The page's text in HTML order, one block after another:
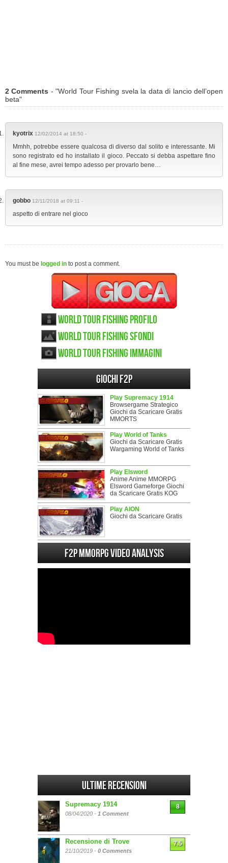
2 Comments - "World Tour Fishing svela la data di lancio dell’open
beta"
kyotrix 12/02/2014 at 18:50 -
Mmhh, potrebbe essere qualcosa di diverso dal solito e interessante. Mi
sono registrato ed ho installato il gioco. Peccato si debba aspettare fino
al fine mese, avrei tempo adesso per provarlo bene…
gobbo 12/11/2018 at 09:11 -
aspetto di entrare nel gioco
You must be logged in to post a comment.
World Tour Fishing Profilo
World Tour Fishing sfondi
World Tour Fishing immagini
Giochi F2P
Play Supremacy 1914
Browsergame Strategico
Giochi da Scaricare Gratis
MMORTS
Play World of Tanks
Giochi da Scaricare Gratis
Wargaming World of Tanks
Play Elsword
Anime Anime MMORPG
Elsword Gameforge Giochi
da Scaricare Gratis KOG
Play AION
Giochi da Scaricare Gratis
F2P MMORPG Video analysis
Ultime Recensioni
Supremacy 1914
08/04/2020 - 1 Comment
8
Recensione di Trove
21/10/2019 - 0 Comments
7.5